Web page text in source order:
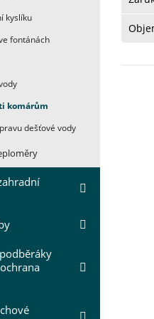
kyslíku
fontánách
komárům
dešťové vody